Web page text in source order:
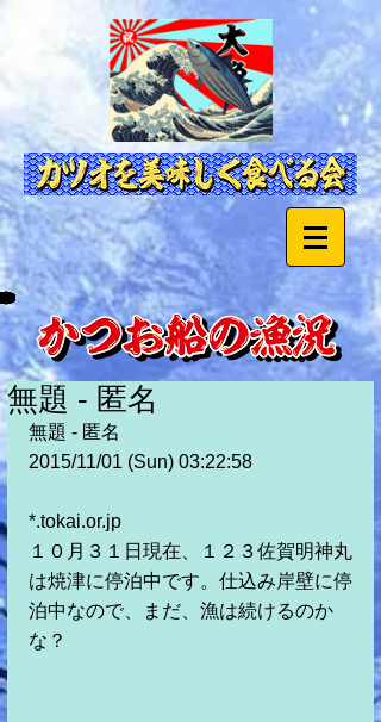
無題 - 匿名
無題 - 匿名
2015/11/01 (Sun) 03:22:58
*.tokai.or.jp
１０月３１日現在、１２３佐賀明神丸
は焼津に停泊中です。仕込み岸壁に停
泊中なので、まだ、漁は続けるのか
な？